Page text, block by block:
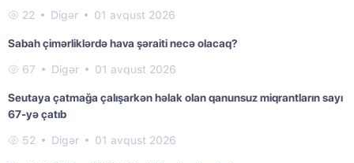
22 Digər 01 avqust 2026
Sabah çimərliklərdə hava şəraiti necə olacaq?
67 Digər 01 avqust 2026
Seutaya çatmağa çalışarkən həlak olan qanunsuz miqrantların sayı
67-yə çatıb
52 Digər 01 avqust 2026